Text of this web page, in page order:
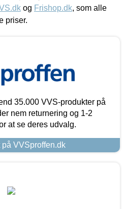
og Frishop.dk, som alle
priser.
35.000 VVS-produkter på
nem returnering og 1-2
at se deres udvalg.
VVSproffen.dk